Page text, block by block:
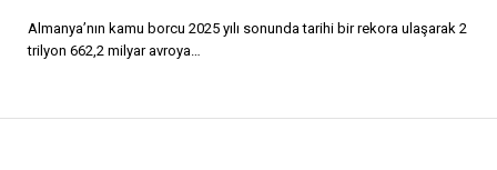
Almanya’nın kamu borcu 2025 yılı sonunda tarihi bir rekora ulaşarak 2
trilyon 662,2 milyar avroya…